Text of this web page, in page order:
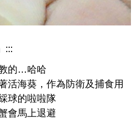
:::
的…哈哈
活海葵，作為防衛及捕食用
球的啦啦隊
會馬上退避